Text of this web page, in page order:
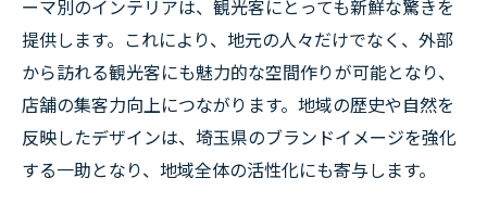
ーマ別のインテリアは、観光客にとっても新鮮な驚きを
提供します。これにより、地元の人々だけでなく、外部
から訪れる観光客にも魅力的な空間作りが可能となり、
店舗の集客力向上につながります。地域の歴史や自然を
反映したデザインは、埼玉県のブランドイメージを強化
する一助となり、地域全体の活性化にも寄与します。